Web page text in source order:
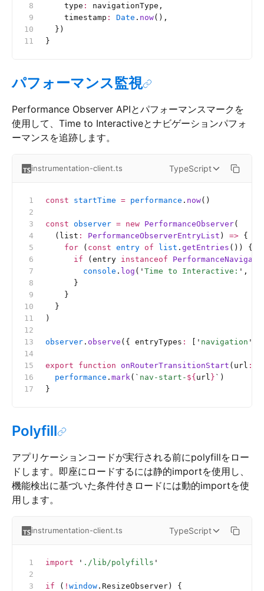
    type
:
navigationType,
    timestamp
: Date . now(),
  })
}
パフォーマンス監視
Performance Observer APIとパフォーマンスマークを
使用して、Time to Interactiveとナビゲーションパフォ
ーマンスを追跡します。
instrumentation-client.ts TypeScript
const startTime = performance . now()
const observer = new PerformanceObserver(
  (list
: PerformanceObserverEntryList ) => {
    for
( const entry of list . getEntries ()) {
      if
(entry instanceof
        console
. log ( ' Time to Interactive: ' ,
      }
    }
  }
)
observer . observe ({ entryTypes : ' navigation '
export function onRouterTransitionStart (url :
  performance
. mark( ` nav-start- ${ url } ` )
}
Polyfill
アプリケーションコードが実行される前にpolyfillをロー
ドします。即座にロードするには静的importを使用し、
機能検出に基づいた条件付きロードには動的importを使
用します。
instrumentation-client.ts TypeScript
import ' ./lib/polyfills '
if ( ! window .ResizeObserver) {